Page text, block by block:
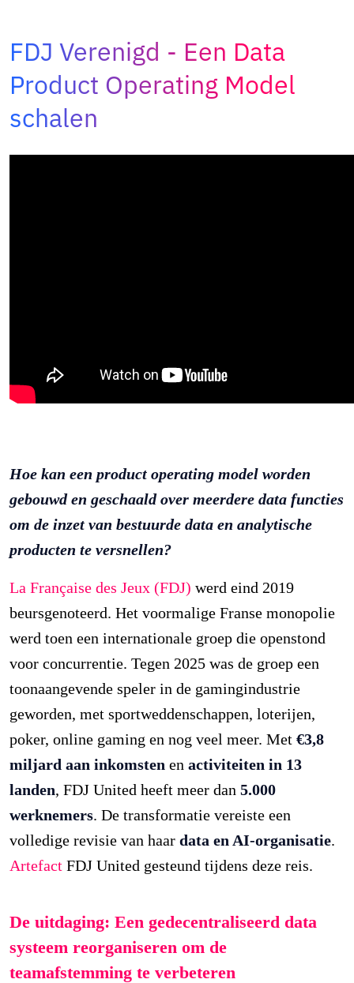
Zoeken
naar:
FDJ Verenigd
Een Data
Product Operating Model
schalen
Hoe kan een product operating model worden
gebouwd en geschaald over meerdere data functies
om de inzet van bestuurde data en analytische
producten te versnellen?
La Française des Jeux (FDJ) werd eind 2019
beursgenoteerd. Het voormalige Franse monopolie
werd toen een internationale groep die openstond
voor concurrentie. Tegen 2025 was de groep een
toonaangevende speler in de gamingindustrie
geworden, met sportweddenschappen, loterijen,
poker, online gaming en nog veel meer. Met€3,8
miljard aan inkomsten enactiviteiten in 13
landen, FDJ United heeft meer dan5.000
werknemers. De transformatie vereiste een
volledige revisie van haardata en AI-organisatie.
Artefact FDJ United gesteund tijdens deze reis.
De uitdaging: Een gedecentraliseerd data
systeem reorganiseren om de
teamafstemming te verbeteren